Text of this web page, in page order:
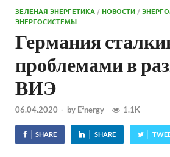
ЗЕЛЕНАЯ ЭНЕРГЕТИКА /НОВОСТИ /
ЭНЕРГОСИСТЕМЫ
Германия
проблемами в
ВИЭ
06.04.2020 - by E²nergy 1.1K
SHARE SHARE